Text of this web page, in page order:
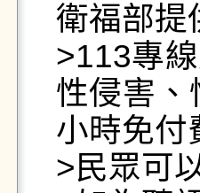
衛福部提
>113專
性侵害
小時免付
>民眾可